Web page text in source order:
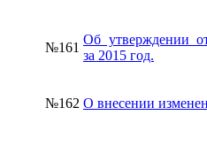
№161
Об утверждении
за 2015 год.
№162 О внесении